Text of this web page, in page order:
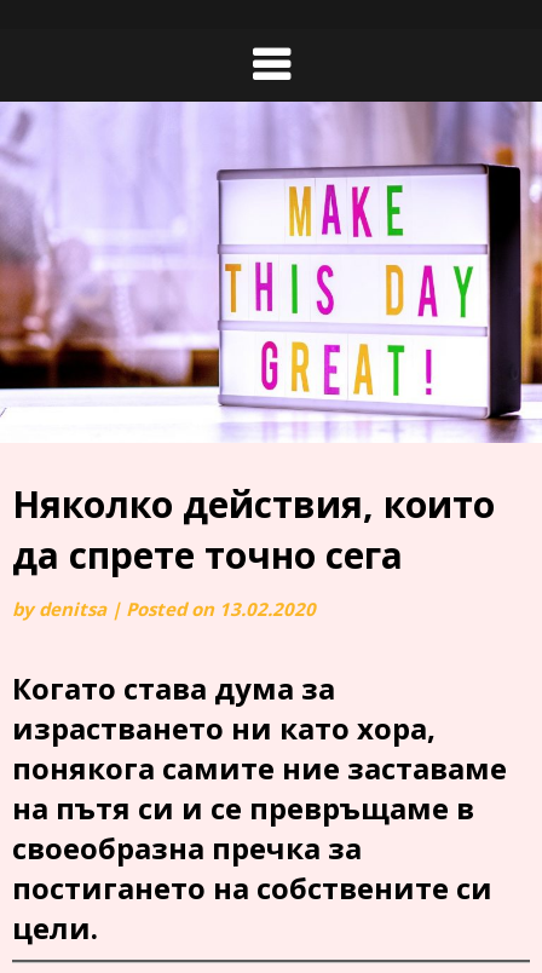
Няколко действия, които
да спрете точно сега
bydenitsa | Posted on 13.02.2020
Когато става дума за
израстването ни като хора,
понякога самите ние заставаме
на пътя си и се превръщаме в
своеобразна пречка за
постигането на собствените си
цели.